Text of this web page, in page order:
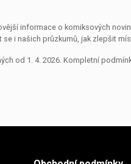
informace o komiksových
i našich průzkumů, jak zlepšit
od 1. 4. 2026. Kompletní